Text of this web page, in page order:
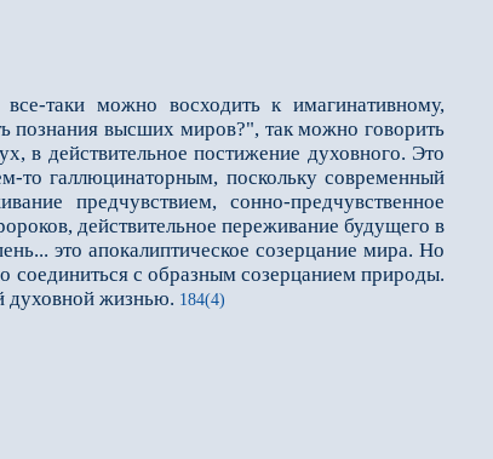
таки можно восхо­дить к имагинативному,
познания высших миров?", так можно говорить
в действительное постижение духовного. Это
то галлюцинаторным, поскольку современный
предчувствием, сонно-предчувственное
действительное переживание будущего в
это апокалиптическое созерцание ми­ра. Но
со­единиться с образным созерцанием природы.
духовной жизнью. 184(4)